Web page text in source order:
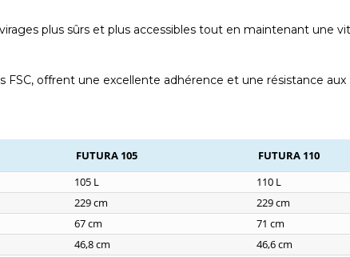
plus sûrs et plus accessibles tout en maintenant une
offrent une excellente adhérence et une résistance aux
FUTURA 105 FUTURA 110
105 L 110 L
229 cm 229 cm
67 cm 71 cm
46,8 cm 46,6 cm